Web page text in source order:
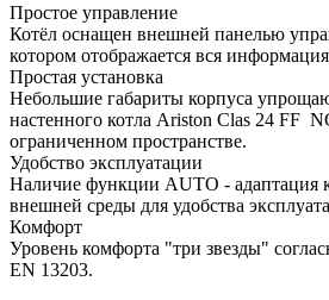
Простое управление
Котёл оснащен внешней панелью
котором отображается вся
Простая установка
Небольшие габариты корпуса
настенного котла Ariston Clas 24 FF
ограниченном пространстве.
Удобство эксплуатации
Наличие функции AUTO - адаптация
внешней среды для удобства
Комфорт
Уровень комфорта "три звезды"
EN 13203.